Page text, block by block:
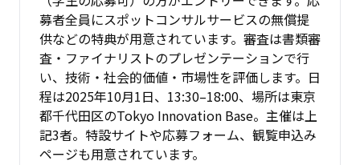
募者全員にスポットコンサルサービスの無償提
供などの特典が用意されています。審査は書類審
査・ファイナリストのプレゼンテーションで行
い、技術・社会的価値・市場性を評価します。日
程は2025年10月1日、13:30–18:00、場所は東京
都千代田区のTokyo Innovation Base。主催は上
記3者。特設サイトや応募フォーム、観覧申込み
ページも用意されています。